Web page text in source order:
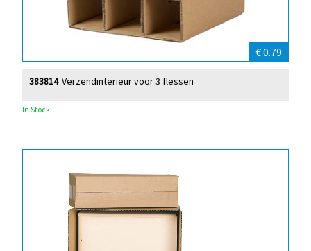
€ 0.79
Verzendinterieur voor 3 flessen
383814
In Stock